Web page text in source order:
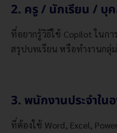
2. ครู / นักเรียน / บุ
ที่อยากรู้วิธีใช้ Copilot ในก
สรุปบทเรียน หรือทำงานกลุ่
3. พนักงานประจำใน
ที่ต้องใช้ Word, Excel,